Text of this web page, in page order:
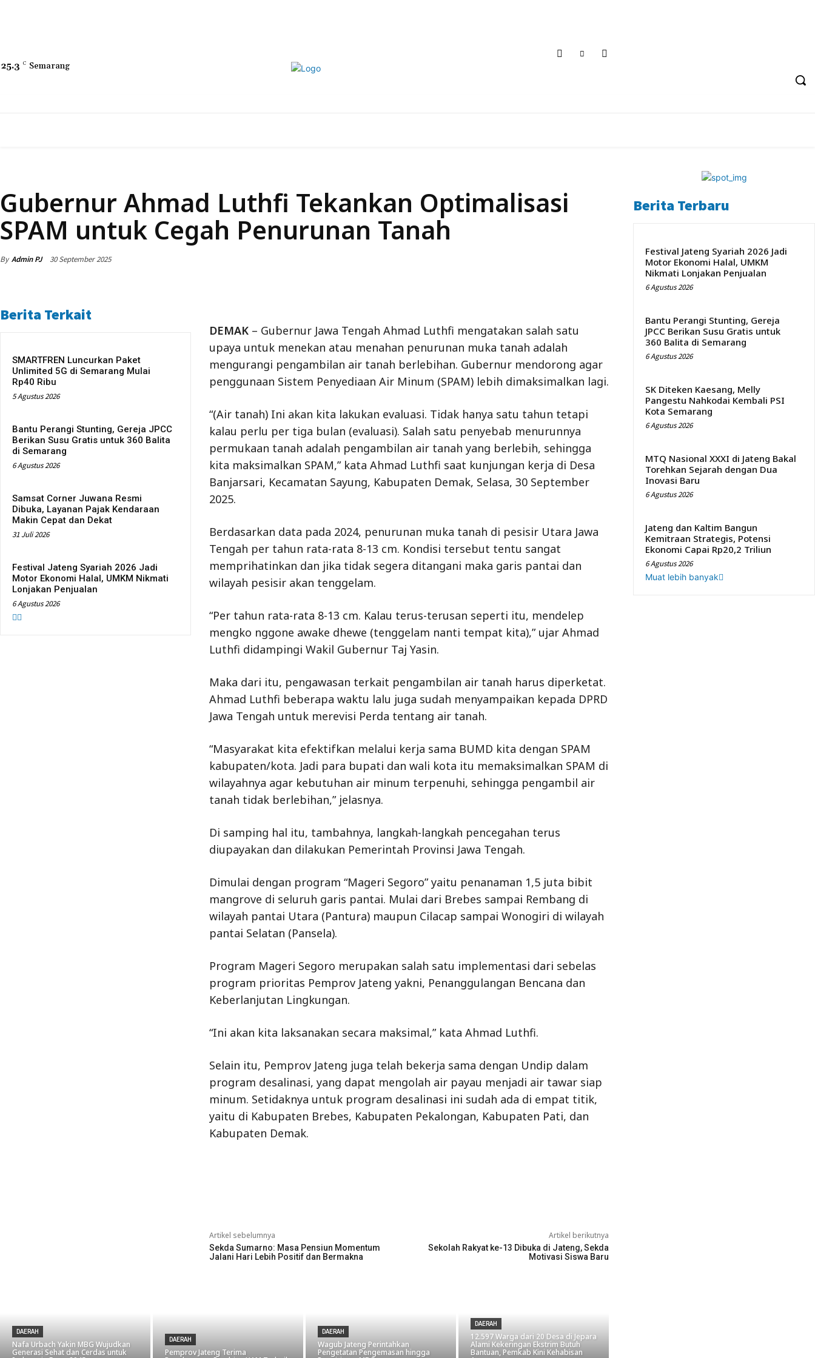
25.3 C Semarang
Gubernur Ahmad Luthfi Tekankan Optimalisasi
SPAM untuk Cegah Penurunan Tanah
By Admin PJ 30 September 2025
Berita Terkait
SMARTFREN Luncurkan Paket
Unlimited 5G di Semarang Mulai
Rp40 Ribu
5 Agustus 2026
Bantu Perangi Stunting, Gereja JPCC
Berikan Susu Gratis untuk 360 Balita
di Semarang
6 Agustus 2026
Samsat Corner Juwana Resmi
Dibuka, Layanan Pajak Kendaraan
Makin Cepat dan Dekat
31 Juli 2026
Festival Jateng Syariah 2026 Jadi
Motor Ekonomi Halal, UMKM Nikmati
Lonjakan Penjualan
6 Agustus 2026
DEMAK– Gubernur Jawa Tengah Ahmad Luthfi mengatakan salah satu
upaya untuk menekan atau menahan penurunan muka tanah adalah
mengurangi pengambilan air tanah berlebihan. Gubernur mendorong agar
penggunaan Sistem Penyediaan Air Minum (SPAM) lebih dimaksimalkan lagi.
“(Air tanah) Ini akan kita lakukan evaluasi. Tidak hanya satu tahun tetapi
kalau perlu per tiga bulan (evaluasi). Salah satu penyebab menurunnya
permukaan tanah adalah pengambilan air tanah yang berlebih, sehingga
kita maksimalkan SPAM,” kata Ahmad Luthfi saat kunjungan kerja di Desa
Banjarsari, Kecamatan Sayung, Kabupaten Demak, Selasa, 30 September
2025.
Berdasarkan data pada 2024, penurunan muka tanah di pesisir Utara Jawa
Tengah per tahun rata-rata 8-13 cm. Kondisi tersebut tentu sangat
memprihatinkan dan jika tidak segera ditangani maka garis pantai dan
wilayah pesisir akan tenggelam.
“Per tahun rata-rata 8-13 cm. Kalau terus-terusan seperti itu, mendelep
mengko nggone awake dhewe (tenggelam nanti tempat kita),” ujar Ahmad
Luthfi didampingi Wakil Gubernur Taj Yasin.
Maka dari itu, pengawasan terkait pengambilan air tanah harus diperketat.
Ahmad Luthfi beberapa waktu lalu juga sudah menyampaikan kepada DPRD
Jawa Tengah untuk merevisi Perda tentang air tanah.
“Masyarakat kita efektifkan melalui kerja sama BUMD kita dengan SPAM
kabupaten/kota. Jadi para bupati dan wali kota itu memaksimalkan SPAM di
wilayahnya agar kebutuhan air minum terpenuhi, sehingga pengambil air
tanah tidak berlebihan,” jelasnya.
Di samping hal itu, tambahnya, langkah-langkah pencegahan terus
diupayakan dan dilakukan Pemerintah Provinsi Jawa Tengah.
Dimulai dengan program “Mageri Segoro” yaitu penanaman 1,5 juta bibit
mangrove di seluruh garis pantai. Mulai dari Brebes sampai Rembang di
wilayah pantai Utara (Pantura) maupun Cilacap sampai Wonogiri di wilayah
pantai Selatan (Pansela).
Program Mageri Segoro merupakan salah satu implementasi dari sebelas
program prioritas Pemprov Jateng yakni, Penanggulangan Bencana dan
Keberlanjutan Lingkungan.
“Ini akan kita laksanakan secara maksimal,” kata Ahmad Luthfi.
Selain itu, Pemprov Jateng juga telah bekerja sama dengan Undip dalam
program desalinasi, yang dapat mengolah air payau menjadi air tawar siap
minum. Setidaknya untuk program desalinasi ini sudah ada di empat titik,
yaitu di Kabupaten Brebes, Kabupaten Pekalongan, Kabupaten Pati, dan
Kabupaten Demak.
Artikel sebelumnya
Sekda Sumarno: Masa Pensiun Momentum
Jalani Hari Lebih Positif dan Bermakna
Artikel berikutnya
Sekolah Rakyat ke-13 Dibuka di Jateng, Sekda
Motivasi Siswa Baru
DAERAH
Nafa Urbach Yakin MBG Wujudkan
Generasi Sehat dan Cerdas untuk
DAERAH
Pemprov Jateng Terima
DAERAH
Wagub Jateng Perintahkan
Pengetatan Pengemasan hingga
DAERAH
12.597 Warga dari 20 Desa di Jepara
Alami Kekeringan Ekstrim Butuh
Bantuan, Pemkab Kini Kehabisan
Berita Terbaru
Festival Jateng Syariah 2026 Jadi
Motor Ekonomi Halal, UMKM
Nikmati Lonjakan Penjualan
6 Agustus 2026
Bantu Perangi Stunting, Gereja
JPCC Berikan Susu Gratis untuk
360 Balita di Semarang
6 Agustus 2026
SK Diteken Kaesang, Melly
Pangestu Nahkodai Kembali PSI
Kota Semarang
6 Agustus 2026
MTQ Nasional XXXI di Jateng Bakal
Torehkan Sejarah dengan Dua
Inovasi Baru
6 Agustus 2026
Jateng dan Kaltim Bangun
Kemitraan Strategis, Potensi
Ekonomi Capai Rp20,2 Triliun
6 Agustus 2026
Muat lebih banyak